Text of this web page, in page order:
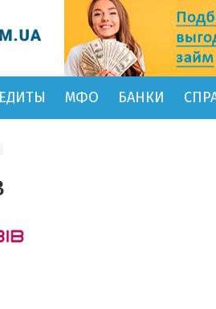
МФО БАНКИ